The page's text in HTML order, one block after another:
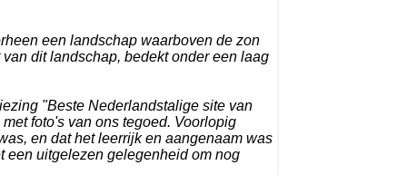
een landschap waarboven de zon
dit landschap, bedekt onder een laag
"Beste Nederlandstalige site van
foto's van ons tegoed. Voorlopig
en dat het leerrijk en aangenaam was
een uitgelezen gelegenheid om nog